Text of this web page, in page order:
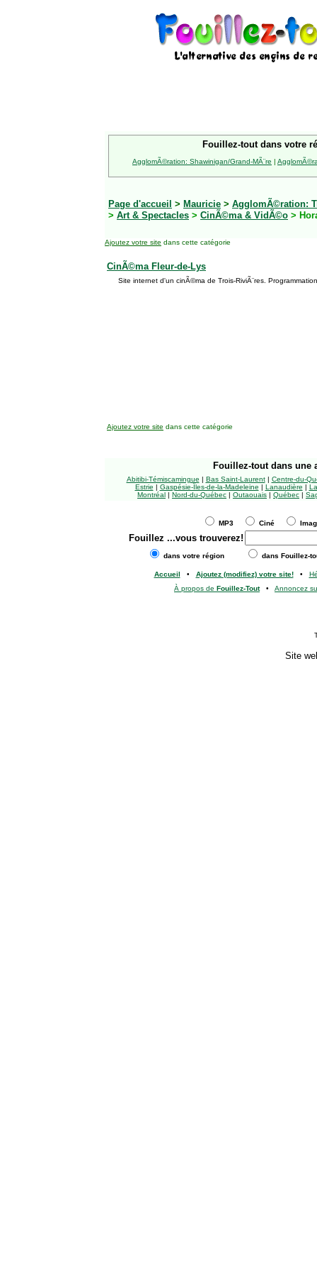
Fouillez-tout dans votre
AgglomÃ©ration: Shawinigan/Grand-MÃ¨re |
Page d'accueil > Mauricie > AgglomÃ©ration:
> Art & Spectacles > CinÃ©ma & VidÃ©o >
Ajoutez votre site dans cette catégorie
CinÃ©ma Fleur-de-Lys
Site internet d'un cinÃ©ma de Trois-RiviÃ¨res.
Ajoutez votre site dans cette catégorie
Fouillez-tout dans une
Abitibi-Témiscamingue | Bas Saint-Laurent| Centre-du-
Estrie | Gaspésie-Îles-de-la-Madeleine | Lanaudière |
Montréal | Nord-du-Québec | Outaouais | Québec |
MP3 Ciné
Fouillez ...vous trouverez!
dans votre région dans Fouillez-
Accueil • Ajoutez (modifiez) votre site!•
À propos de Fouillez-Tout• Annoncez
Site